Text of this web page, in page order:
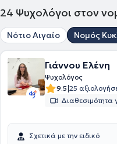
24 Ψυχολόγοι στον
Νότιο Αιγαίο Νομός
Γιάννου Ελένη
Ψυχολόγος
9.5|25
Διαθεσιμότητα
Σχετικά με την ειδικό